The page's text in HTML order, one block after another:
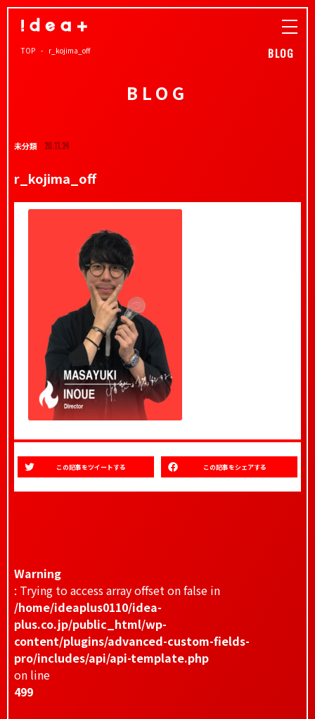
BLOG
TOP r_kojima_off
BLOG
未分類 20.11.24
r_kojima_off
この記事をツイートする この記事をシェアする
Warning
: Trying to access array offset on false in
/home/ideaplus0110/idea-
plus.co.jp/public_html/wp-
content/plugins/advanced-custom-fields-
pro/includes/api/api-template.php
on line
499